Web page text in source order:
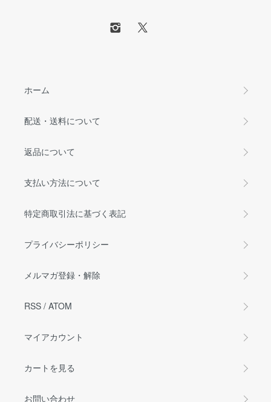
ホーム
配送・送料について
返品について
支払い方法について
特定商取引法に基づく表記
プライバシーポリシー
メルマガ登録・解除
RSS / ATOM
マイアカウント
カートを見る
お問い合わせ